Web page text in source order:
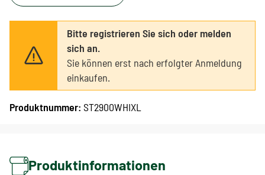
Bitte registrieren Sie sich oder melden
sich an.
Sie können erst nach erfolgter Anmeldung
einkaufen.
Produktnummer: ST2900WHIXL
Produktinformationen